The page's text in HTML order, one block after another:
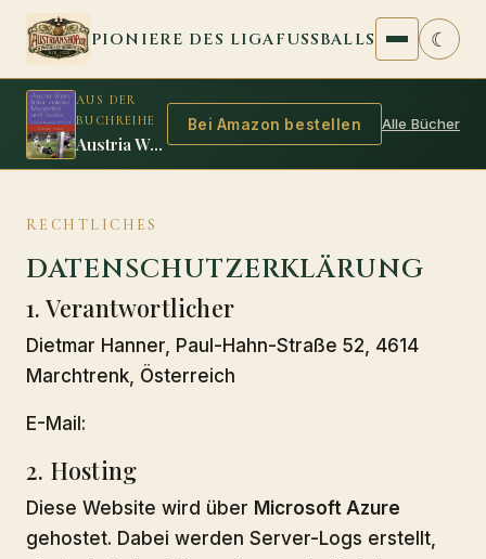
Zum Inhalt springen
PIONIERE DES LIGAFUSSBALLS ☾
AUS DER
BUCHREIHE
Austria Wien: Erster violetter Meistertitel und Double
Bei Amazon bestellen Alle Bücher
RECHTLICHES
DATENSCHUTZERKLÄRUNG
1. Verantwortlicher
Dietmar Hanner, Paul-Hahn-Straße 52, 4614
Marchtrenk, Österreich
E-Mail:
2. Hosting
Diese Website wird über Microsoft Azure
gehostet. Dabei werden Server-Logs erstellt,